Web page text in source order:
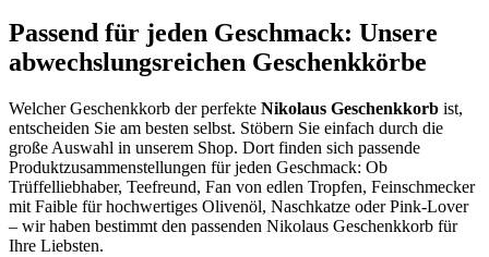
Passend für jeden Geschmack: Unsere
abwechslungsreichen Geschenkkörbe
Welcher Geschenkkorb der perfekte Nikolaus Geschenkkorb ist,
entscheiden Sie am besten selbst. Stöbern Sie einfach durch die
große Auswahl in unserem Shop. Dort finden sich passende
Produktzusammenstellungen für jeden Geschmack: Ob
Trüffelliebhaber, Teefreund, Fan von edlen Tropfen, Feinschmecker
mit Faible für hochwertiges Olivenöl, Naschkatze oder Pink-Lover
– wir haben bestimmt den passenden Nikolaus Geschenkkorb für
Ihre Liebsten.